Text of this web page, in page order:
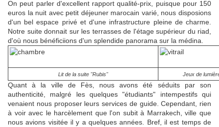
On peut parler d'excellent rapport qualité-prix, puisque pour 150
euros la nuit avec petit déjeuner marocain varié, nous disposions
d'un bel espace privé et d'une infrastructure pleine de charme.
Notre suite donnait sur les terrasses de l'étage supérieur du riad,
d'où nous bénéficiions d'un splendide panorama sur la médina.
Lit de la suite "Rubis" Jeux de
Quant à la ville de Fès, nous avons été séduits par son
authenticité, malgré les quelques "étudiants" intempestifs qui
venaient nous proposer leurs services de guide. Cependant, rien
à voir avec le harcèlement que l'on subit à Marrakech, ville que
nous avions visitée il y a quelques années. Bref, il est temps de